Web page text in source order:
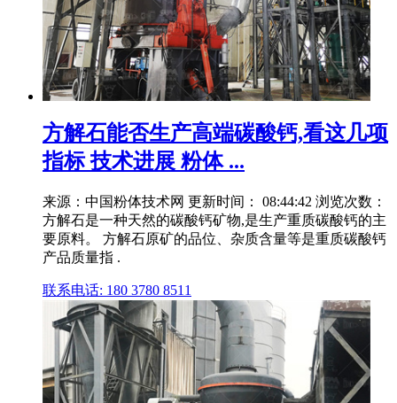
方解石能否生产高端碳酸钙,看这几项
指标 技术进展 粉体 ...
来源：中国粉体技术网 更新时间： 08:44:42 浏览次数：
方解石是一种天然的碳酸钙矿物,是生产重质碳酸钙的主
要原料。 方解石原矿的品位、杂质含量等是重质碳酸钙
产品质量指 .
联系电话: 180 3780 8511